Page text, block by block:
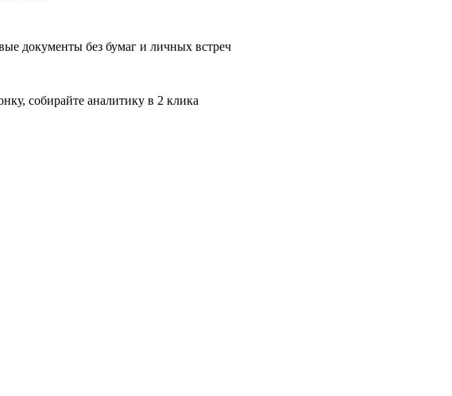
документы без бумаг и личных встреч
собирайте аналитику в 2 клика